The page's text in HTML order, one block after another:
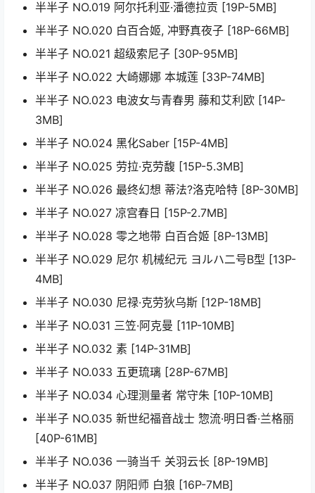
半半子 NO.019 阿尔托利亚·潘德拉贡 [19P-5MB]
半半子 NO.020 白百合姬, 冲野真夜子 [18P-66MB]
半半子 NO.021 超级索尼子 [30P-95MB]
半半子 NO.022 大崎娜娜 本城莲 [33P-74MB]
半半子 NO.023 电波女与青春男 藤和艾利欧 [14P-
3MB]
半半子 NO.024 黑化Saber [15P-4MB]
半半子 NO.025 劳拉·克劳馥 [15P-5.3MB]
半半子 NO.026 最终幻想 蒂法?洛克哈特 [8P-30MB]
半半子 NO.027 凉宫春日 [15P-2.7MB]
半半子 NO.028 零之地带 白百合姬 [8P-13MB]
半半子 NO.029 尼尔 机械纪元 ヨルハ二号B型 [13P-
4MB]
半半子 NO.030 尼禄·克劳狄乌斯 [12P-18MB]
半半子 NO.031 三笠·阿克曼 [11P-10MB]
半半子 NO.032 素 [14P-31MB]
半半子 NO.033 五更琉璃 [28P-67MB]
半半子 NO.034 心理测量者 常守朱 [10P-10MB]
半半子 NO.035 新世纪福音战士 惣流·明日香·兰格丽
[40P-61MB]
半半子 NO.036 一骑当千 关羽云长 [8P-19MB]
半半子 NO.037 阴阳师 白狼 [16P-7MB]